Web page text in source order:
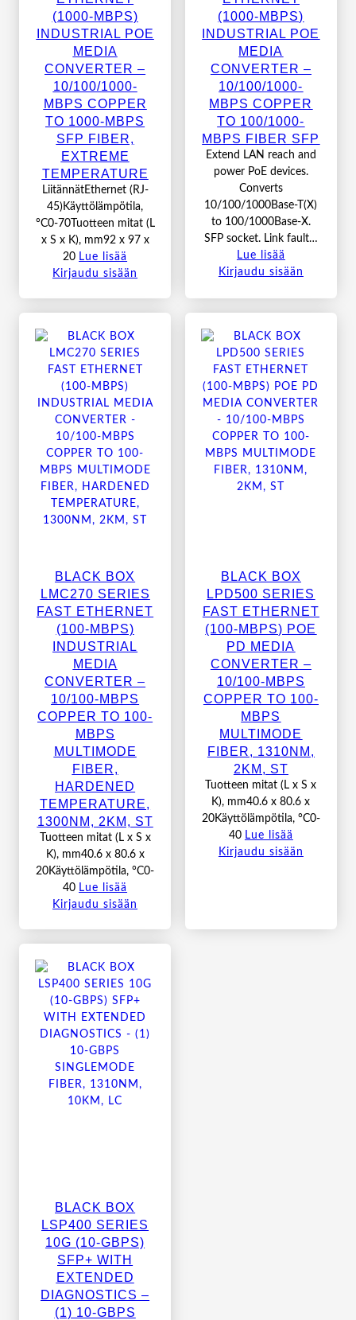
(1000-MBPS)
INDUSTRIAL POE
MEDIA
CONVERTER –
10/100/1000-
MBPS COPPER
TO 1000-MBPS
SFP FIBER,
EXTREME
TEMPERATURE
LiitännätEthernet (RJ-
45)Käyttölämpötila,
°C0-70Tuotteen mitat (L
x S x K), mm92 x 97 x
20 Lue lisää
Kirjaudu sisään
(1000-MBPS)
INDUSTRIAL POE
MEDIA
CONVERTER –
10/100/1000-
MBPS COPPER
TO 100/1000-
MBPS FIBER SFP
Extend LAN reach and
power PoE devices.
Converts
10/100/1000Base-T(X)
to 100/1000Base-X.
SFP socket. Link fault…
Lue lisää
Kirjaudu sisään
BLACK BOX
LMC270 SERIES
FAST ETHERNET
(100-MBPS)
INDUSTRIAL
MEDIA
CONVERTER –
10/100-MBPS
COPPER TO 100-
MBPS
MULTIMODE
FIBER,
HARDENED
TEMPERATURE,
1300NM, 2KM, ST
Tuotteen mitat (L x S x
K), mm40.6 x 80.6 x
20Käyttölämpötila, °C0-
40 Lue lisää
Kirjaudu sisään
BLACK BOX
LPD500 SERIES
FAST ETHERNET
(100-MBPS) POE
PD MEDIA
CONVERTER –
10/100-MBPS
COPPER TO 100-
MBPS
MULTIMODE
FIBER, 1310NM,
2KM, ST
Tuotteen mitat (L x S x
K), mm40.6 x 80.6 x
20Käyttölämpötila, °C0-
40 Lue lisää
Kirjaudu sisään
BLACK BOX
LSP400 SERIES
10G (10-GBPS)
SFP+ WITH
EXTENDED
DIAGNOSTICS –
(1) 10-GBPS